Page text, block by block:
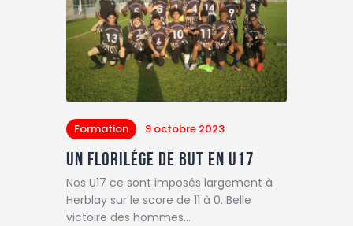
Formation 9 octobre 2023
Un florilége de but en U17
Nos U17 ce sont imposés largement à
Herblay sur le score de 11 à 0. Belle
victoire des hommes…